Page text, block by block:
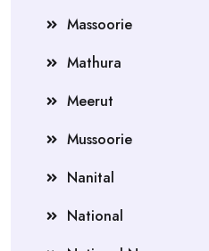
Massoorie
Mathura
Meerut
Mussoorie
Nanital
National